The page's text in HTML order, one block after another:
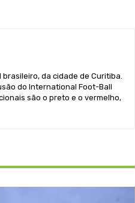
da cidade de Curitiba.
do International Foot-Ball
são o preto e o vermelho,